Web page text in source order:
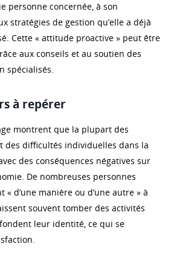
personne concernée, à son
stratégies de gestion qu’elle a déjà
Cette « attitude proactive » peut être
aux conseils et au soutien des
spécialisés.
à repérer
montrent que la plupart des
des difficultés individuelles dans la
des conséquences négatives sur
De nombreuses personnes
« d’une manière ou d’une autre » à
souvent tomber des activités
leur identité, ce qui se